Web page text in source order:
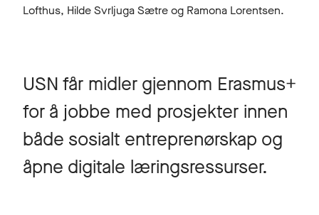
Lofthus, Hilde Svrljuga Sætre og Ramona Lorentsen.
USN får midler gjennom Erasmus+
for å jobbe med prosjekter innen
både sosialt entreprenørskap og
åpne digitale læringsressurser.